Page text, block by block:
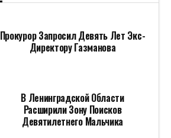
Прокурор Запросил Девять Лет Экс-
Директору Газманова
В Ленинградской Области
Расширили Зону Поисков
Девятилетнего Мальчика